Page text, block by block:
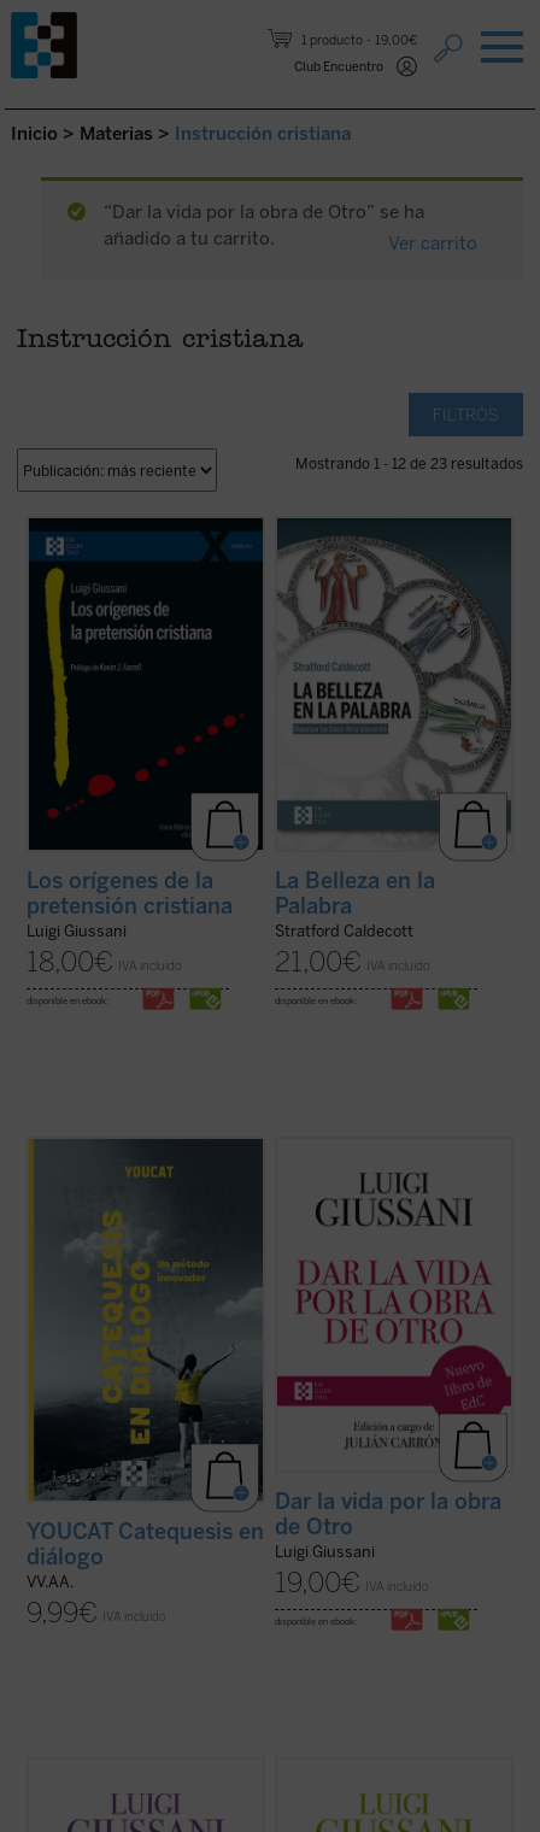
1 producto
19,00€
Club Encuentro
Saltar al contenido.
Inicio > Materias > Instrucción cristiana
“Dar la vida por la obra de Otro” se ha
añadido a tu carrito.
Ver carrito
Instrucción cristiana
FILTROS
Mostrando 1 - 12 de 23 resultados
En este libro lúcido y provocador, Luigi
Giussani se adentra en la cuestión decisiva
del cristianismo: su pretensión única e
irreductible.Los orígenes de la pretensión
cristiana
no es un tratado teológico, sino
una propuesta ... (ver ficha)
Los orígenes de la
pretensión cristiana
Luigi Giussani
18,00€ IVA incluido
disponible en ebook:
La Belleza en la Palabra
contribución única para devolver la
realidad al centro del aprendizaje. A los
interrogantes ¿qué es una buena
educación? o ¿para qué sirve?, Stratford
Caldecott ensaya una respuesta arrojando
una nueva ...(ver ficha)
La Belleza en la
Palabra
Stratford Caldecott
21,00€ IVA incluido
disponible en ebook:
es el manual para todo el que
profunda en la gente joven. Una
introducción general a la catequesis
moderna, pero ...(ver ficha)
YOUCAT Catequesis en
diálogo
VV.AA.
9,99€ IVA incluido
2004) es el sexto y último volumen
dedicado a las intervenciones de don Luigi
Giussani en los Ejercicios espirituales de la
Fraternidad de Comunión y Liberación. En
Dar la vida por la obra
de Otro
Luigi Giussani
19,00€ IVA incluido
disponible en ebook:
es el quinto volumen de la serie dedicada a
las intervenciones realizadas por don Luigi
Giussani durante los Ejercicios espirituales
el cuarto volumen de la serie dedicada a las
lecciones y diálogos de don Luigi Giussani
durante los Ejercicios espirituales de la